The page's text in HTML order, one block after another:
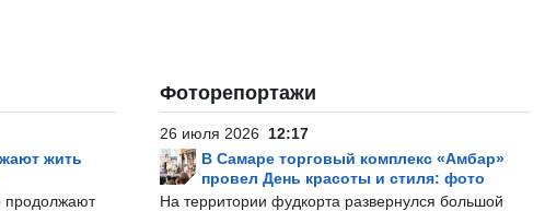
жить
продолжают
Фоторепортажи
26 июля 2026 12:17
В Самаре торговый комплекс «Амбар»
провел День красоты и стиля: фото
На территории фудкорта развернулся большой